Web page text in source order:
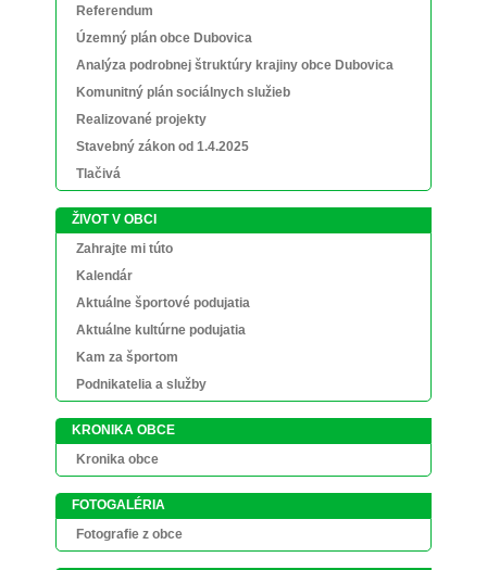
Referendum
Územný plán obce Dubovica
Analýza podrobnej štruktúry krajiny obce Dubovica
Komunitný plán sociálnych služieb
Realizované projekty
Stavebný zákon od 1.4.2025
Tlačivá
ŽIVOT V OBCI
Zahrajte mi túto
Kalendár
Aktuálne športové podujatia
Aktuálne kultúrne podujatia
Kam za športom
Podnikatelia a služby
KRONIKA OBCE
Kronika obce
FOTOGALÉRIA
Fotografie z obce